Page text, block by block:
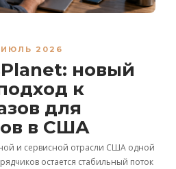
2026
новый
к
для
в США
и сервисной отрасли США одной
остается стабильный поток